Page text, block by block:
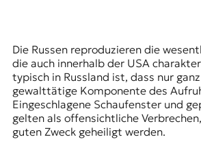
s
t
e
u
r
o
p
Die Russen reproduzieren die
die auch innerhalb der USA
typisch in Russland ist, dass nur
gewalttätige Komponente des
Eingeschlagene Schaufenster und
gelten als offensichtliche
guten Zweck geheiligt werden.